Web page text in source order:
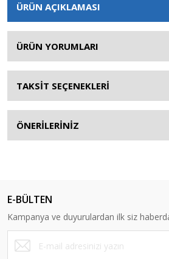
ÜRÜN AÇIKLAMASI
ÜRÜN YORUMLARI
TAKSİT SEÇENEKLERİ
ÖNERİLERİNİZ
E-BÜLTEN
Kampanya ve duyurulardan ilk siz